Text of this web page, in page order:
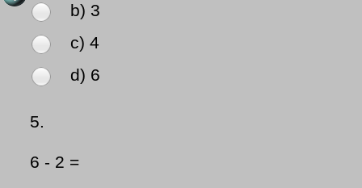
b) 3
c) 4
d) 6
5.
6 - 2 =